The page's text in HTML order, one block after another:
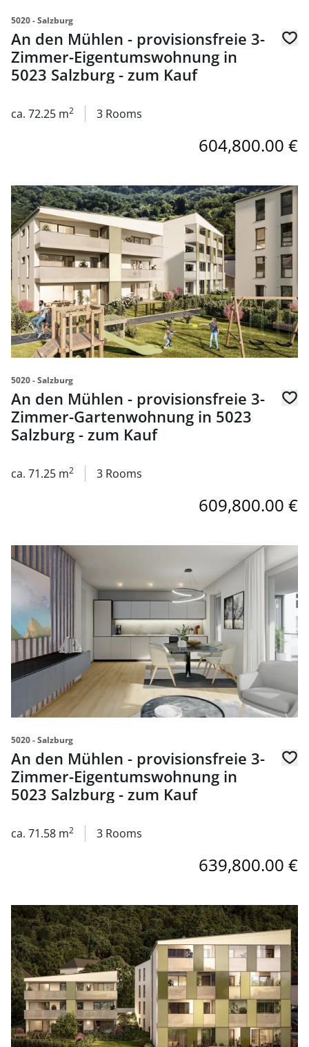
5020 - Salzburg
An den Mühlen - provisionsfreie 3-
Zimmer-Eigentumswohnung in
5023 Salzburg - zum Kauf
ca. 72.25 m2 3 Rooms
604,800.00 €
link to page An den Mühlen - provisionsfreie 3-Zimmer-
5020 - Salzburg
An den Mühlen - provisionsfreie 3-
Zimmer-Gartenwohnung in 5023
Salzburg - zum Kauf
ca. 71.25 m2 3 Rooms
609,800.00 €
link to page An den Mühlen - provisionsfreie 3-Zimmer-
5020 - Salzburg
An den Mühlen - provisionsfreie 3-
Zimmer-Eigentumswohnung in
5023 Salzburg - zum Kauf
ca. 71.58 m2 3 Rooms
639,800.00 €
link to page An den Mühlen - provisionsfreie 3-Zimmer-